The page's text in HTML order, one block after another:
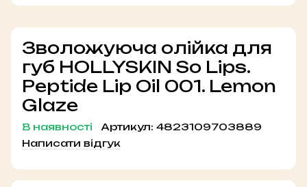
Зволожуюча олійка для
губ HOLLYSKIN So Lips.
Peptide Lip Oil 001. Lemon
Glaze
В наявності Артикул: 4823109703889
Написати відгук